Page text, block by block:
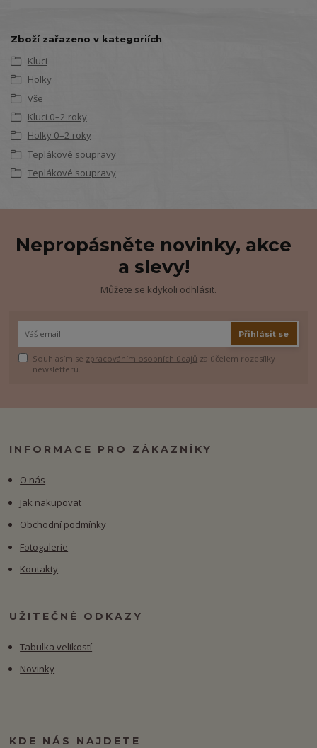
Zboží zařazeno v kategoriích
Kluci
Holky
Vše
Kluci 0–2 roky
Holky 0–2 roky
Teplákové soupravy
Teplákové soupravy
Nepropásněte novinky, akce
a slevy!
Můžete se kdykoli odhlásit.
Přihlásit se
Souhlasím se zpracováním osobních údajů za účelem rozesílky
newsletteru.
INFORMACE PRO ZÁKAZNÍKY
O nás
Jak nakupovat
Obchodní podmínky
Fotogalerie
Kontakty
UŽITEČNÉ ODKAZY
Tabulka velikostí
Novinky
KDE NÁS NAJDETE